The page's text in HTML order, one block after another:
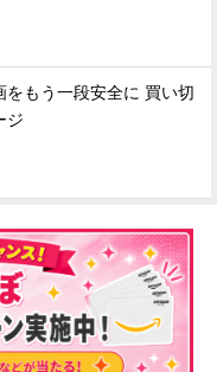
をもう一段安全に 買い切
ジ